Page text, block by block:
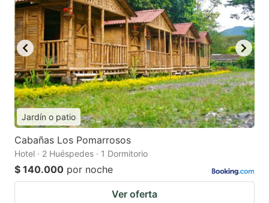
Jardín o patio
Cabañas Los Pomarrosos
Hotel · 2 Huéspedes · 1 Dormitorio
$ 140.000 por noche
Ver oferta